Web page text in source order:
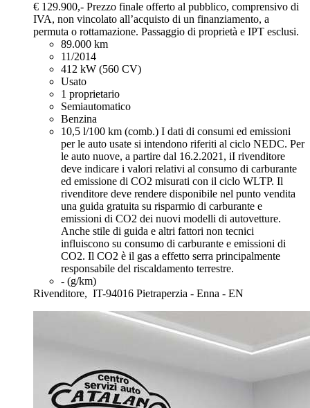
€ 129.900,- Prezzo finale offerto al pubblico, comprensivo di
IVA, non vincolato all’acquisto di un finanziamento, a
permuta o rottamazione. Passaggio di proprietà e IPT esclusi.
89.000 km
11/2014
412 kW (560 CV)
Usato
1 proprietario
Semiautomatico
Benzina
10,5 l/100 km (comb.) I dati di consumi ed emissioni
per le auto usate si intendono riferiti al ciclo NEDC. Per
le auto nuove, a partire dal 16.2.2021, iI rivenditore
deve indicare i valori relativi al consumo di carburante
ed emissione di CO2 misurati con il ciclo WLTP. Il
rivenditore deve rendere disponibile nel punto vendita
una guida gratuita su risparmio di carburante e
emissioni di CO2 dei nuovi modelli di autovetture.
Anche stile di guida e altri fattori non tecnici
influiscono su consumo di carburante e emissioni di
CO2. Il CO2 è il gas a effetto serra principalmente
responsabile del riscaldamento terrestre.
- (g/km)
Rivenditore, IT-94016 Pietraperzia - Enna - EN